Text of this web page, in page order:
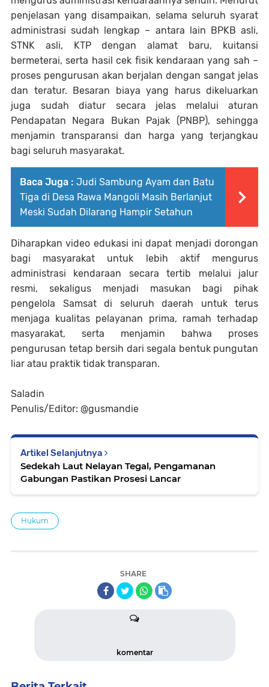
penjelasan yang disampaikan, selama seluruh syarat
administrasi sudah lengkap – antara lain BPKB asli,
STNK asli, KTP dengan alamat baru, kuitansi
bermeterai, serta hasil cek fisik kendaraan yang sah –
proses pengurusan akan berjalan dengan sangat jelas
dan teratur. Besaran biaya yang harus dikeluarkan
juga sudah diatur secara jelas melalui aturan
Pendapatan Negara Bukan Pajak (PNBP), sehingga
menjamin transparansi dan harga yang terjangkau
bagi seluruh masyarakat.
Baca Juga : Judi Sambung Ayam dan Batu
Tiga di Desa Rawa Mangoli Masih Berlanjut
Meski Sudah Dilarang Hampir Setahun
Diharapkan video edukasi ini dapat menjadi dorongan
bagi masyarakat untuk lebih aktif mengurus
administrasi kendaraan secara tertib melalui jalur
resmi, sekaligus menjadi masukan bagi pihak
pengelola Samsat di seluruh daerah untuk terus
menjaga kualitas pelayanan prima, ramah terhadap
masyarakat, serta menjamin bahwa proses
pengurusan tetap bersih dari segala bentuk pungutan
liar atau praktik tidak transparan.
Saladin
Penulis/Editor: @gusmandie
Artikel Selanjutnya
Sedekah Laut Nelayan Tegal, Pengamanan
Gabungan Pastikan Prosesi Lancar
Hukum
SHARE
komentar